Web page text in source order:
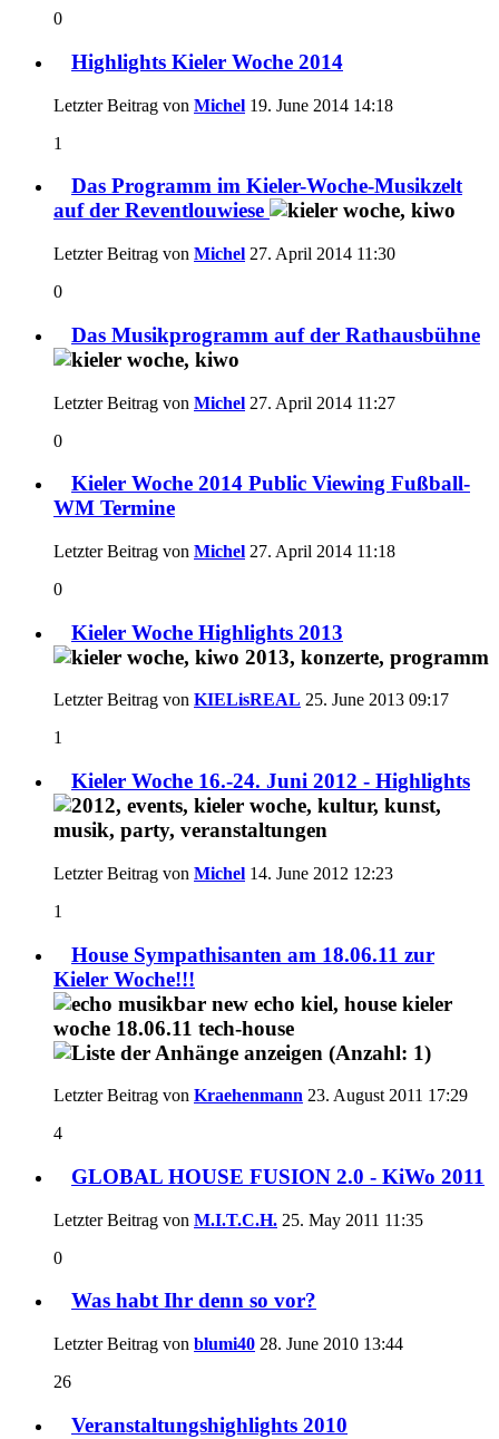
0
Highlights Kieler Woche 2014
Letzter Beitrag von Michel 19. June 2014 14:18
1
Das Programm im Kieler-Woche-Musikzelt
auf der Reventlouwiese
Letzter Beitrag von Michel 27. April 2014 11:30
0
Das Musikprogramm auf der Rathausbühne
Letzter Beitrag von Michel 27. April 2014 11:27
0
Kieler Woche 2014 Public Viewing Fußball-
WM Termine
Letzter Beitrag von Michel 27. April 2014 11:18
0
Kieler Woche Highlights 2013
Letzter Beitrag von KIELisREAL 25. June 2013 09:17
1
Kieler Woche 16.-24. Juni 2012 - Highlights
Letzter Beitrag von Michel 14. June 2012 12:23
1
House Sympathisanten am 18.06.11 zur
Kieler Woche!!!
Letzter Beitrag von Kraehenmann 23. August 2011 17:29
4
GLOBAL HOUSE FUSION 2.0 - KiWo 2011
Letzter Beitrag von M.I.T.C.H. 25. May 2011 11:35
0
Was habt Ihr denn so vor?
Letzter Beitrag von blumi40 28. June 2010 13:44
26
Veranstaltungshighlights 2010